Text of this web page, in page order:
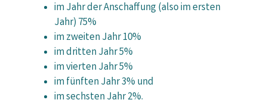
im Jahr der Anschaffung (also im ersten
Jahr) 75%
im zweiten Jahr 10%
im dritten Jahr 5%
im vierten Jahr 5%
im fünften Jahr 3% und
im sechsten Jahr 2%.